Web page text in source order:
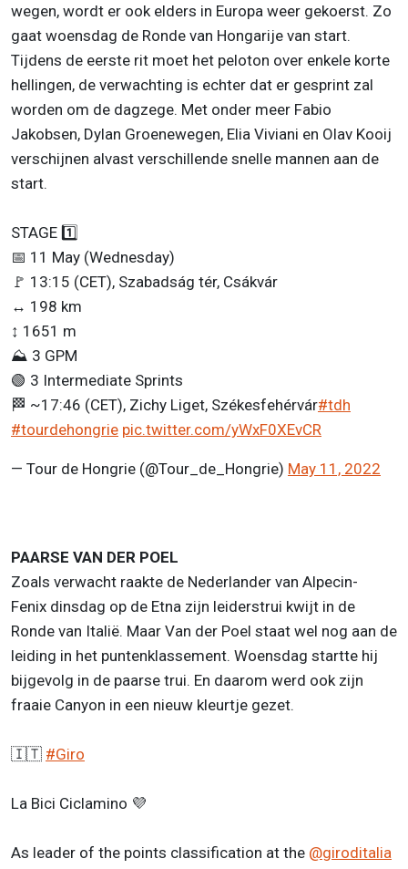
wegen, wordt er ook elders in Europa weer gekoerst. Zo
gaat woensdag de Ronde van Hongarije van start.
Tijdens de eerste rit moet het peloton over enkele korte
hellingen, de verwachting is echter dat er gesprint zal
worden om de dagzege. Met onder meer Fabio
Jakobsen, Dylan Groenewegen, Elia Viviani en Olav Kooij
verschijnen alvast verschillende snelle mannen aan de
start.
STAGE 1️⃣
📅 11 May (Wednesday)
🚩 13:15 (CET), Szabadság tér, Csákvár
↔️ 198 km
↕️ 1651 m
⛰️ 3 GPM
🟢 3 Intermediate Sprints
🏁 ~17:46 (CET), Zichy Liget, Székesfehérvár#tdh
#tourdehongrie pic.twitter.com/yWxF0XEvCR
— Tour de Hongrie (@Tour_de_Hongrie) May 11, 2022
PAARSE VAN DER POEL
Zoals verwacht raakte de Nederlander van Alpecin-
Fenix dinsdag op de Etna zijn leiderstrui kwijt in de
Ronde van Italië. Maar Van der Poel staat wel nog aan de
leiding in het puntenklassement. Woensdag startte hij
bijgevolg in de paarse trui. En daarom werd ook zijn
fraaie Canyon in een nieuw kleurtje gezet.
🇮🇹 #Giro
La Bici Ciclamino 💜
As leader of the points classification at the @giroditalia